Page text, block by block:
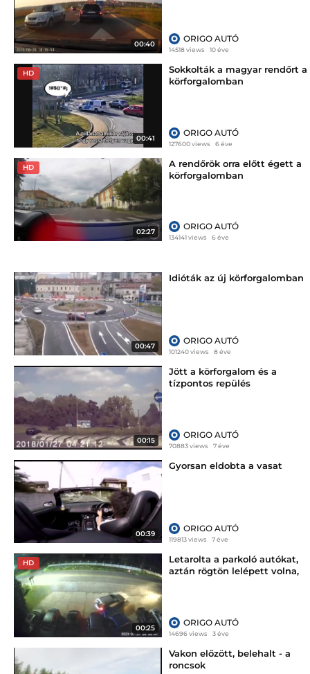
00:40
ORIGO AUTÓ
14518 views 10 éve
HD
00:41
Sokkolták a magyar rendőrt a
körforgalomban
ORIGO AUTÓ
127600 views 6 éve
HD
02:27
A rendőrök orra előtt égett a
körforgalomban
ORIGO AUTÓ
134141 views 6 éve
00:47
Idióták az új körforgalomban
ORIGO AUTÓ
101240 views 8 éve
00:15
Jött a körforgalom és a
tízpontos repülés
ORIGO AUTÓ
70883 views 7 éve
00:39
Gyorsan eldobta a vasat
ORIGO AUTÓ
119813 views 7 éve
HD
00:25
Letarolta a parkoló autókat,
aztán rögtön lelépett volna,
ORIGO AUTÓ
14696 views 3 éve
Vakon előzött, belehalt - a
roncsok